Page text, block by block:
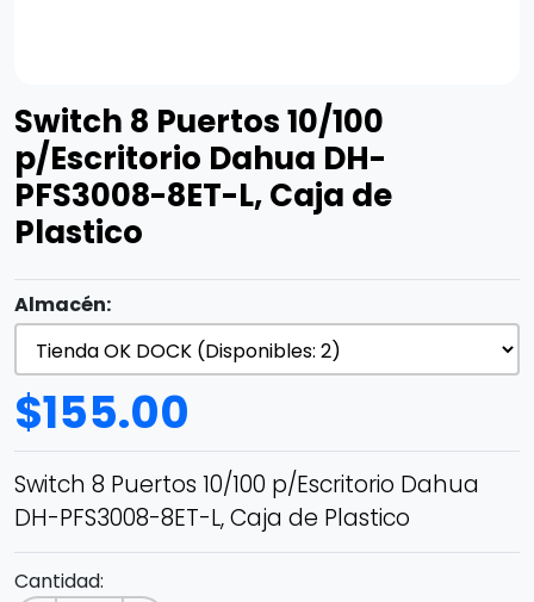
Switch 8 Puertos 10/100
p/Escritorio Dahua DH-
PFS3008-8ET-L, Caja de
Plastico
Almacén:
$155.00
Switch 8 Puertos 10/100 p/Escritorio Dahua
DH-PFS3008-8ET-L, Caja de Plastico
Cantidad: